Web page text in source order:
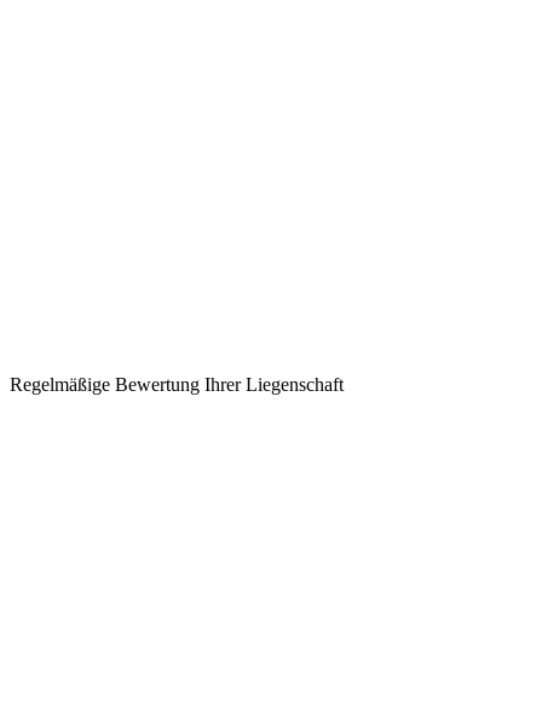
Regelmäßige Bewertung Ihrer Liegenschaft